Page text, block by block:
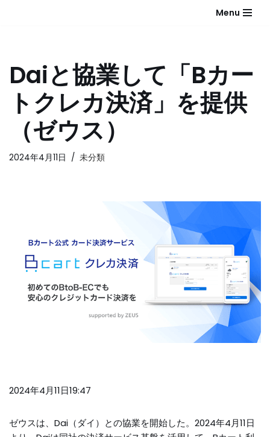
ツ
プ
Menu
Daiと協業して「Bカー
トクレカ決済」を提供
（ゼウス）
2024年4月11日 未分類
2024年4月11日19:47
ゼウスは、Dai（ダイ）との協業を開始した。2024年4月11日